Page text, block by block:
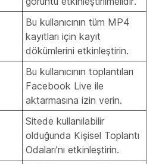
Bu kullanıcının tüm MP4
kayıtları için kayıt
dökümlerini etkinleştirin.
Bu kullanıcının toplantıları
Facebook Live ile
aktarmasına izin verin.
Sitede kullanılabilir
olduğunda Kişisel Toplantı
Odaları'nı etkinleştirin.